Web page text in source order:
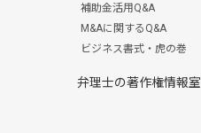
補助金活用Q&A
M&Aに関するQ&A
ビジネス書式・虎の巻
弁理士の著作権情報室